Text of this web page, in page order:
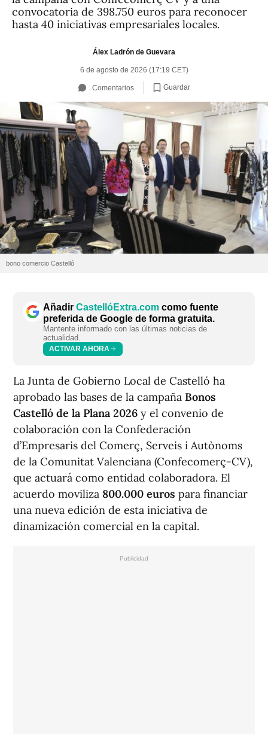
convocatoria de 398.750 euros para reconocer
hasta 40 iniciativas empresariales locales.
Álex Ladrón de Guevara
6 de agosto de 2026 (17:19 CET)
Comentarios Guardar
bono comercio Castelló
Añadir CastellóExtra.com como fuente
preferida de Google de forma gratuita.
Mantente informado con las últimas noticias de
actualidad.
ACTIVAR AHORA
La Junta de Gobierno Local de Castelló ha
aprobado las bases de la campaña Bonos
Castelló de la Plana 2026 y el convenio de
colaboración con la Confederación
d’Empresaris del Comerç, Serveis i Autònoms
de la Comunitat Valenciana (Confecomerç-CV),
que actuará como entidad colaboradora. El
acuerdo moviliza 800.000 euros para financiar
una nueva edición de esta iniciativa de
dinamización comercial en la capital.